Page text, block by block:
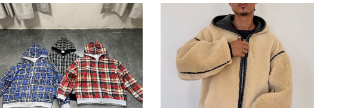
kamieniowania, wykonane
metodą odwrotnego szycia z
nadrukiem, oraz krótkie
spodenki treningowe dla
mężczyzn
print z paskami po bokach,
wykonane ze 100% bawełny,
poddane obróbce acid wash,
szerokie, luźne, o szerokich
nogawkach